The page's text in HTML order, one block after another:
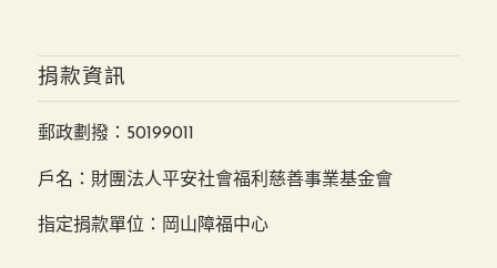
捐款資訊
郵政劃撥：50199011
戶名：財團法人平安社會福利慈善事業基金會
指定捐款單位：岡山障福中心